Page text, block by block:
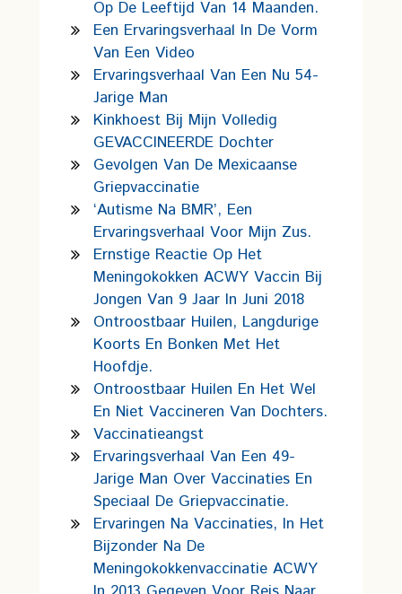
Op De Leeftijd Van 14 Maanden.
Een Ervaringsverhaal In De Vorm
Van Een Video
Ervaringsverhaal Van Een Nu 54-
Jarige Man
Kinkhoest Bij Mijn Volledig
GEVACCINEERDE Dochter
Gevolgen Van De Mexicaanse
Griepvaccinatie
‘Autisme Na BMR’, Een
Ervaringsverhaal Voor Mijn Zus.
Ernstige Reactie Op Het
Meningokokken ACWY Vaccin Bij
Jongen Van 9 Jaar In Juni 2018
Ontroostbaar Huilen, Langdurige
Koorts En Bonken Met Het
Hoofdje.
Ontroostbaar Huilen En Het Wel
En Niet Vaccineren Van Dochters.
Vaccinatieangst
Ervaringsverhaal Van Een 49-
Jarige Man Over Vaccinaties En
Speciaal De Griepvaccinatie.
Ervaringen Na Vaccinaties, In Het
Bijzonder Na De
Meningokokkenvaccinatie ACWY